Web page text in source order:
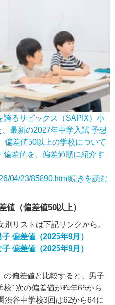
るサピックス（SAPIX）小
最新の2027年中学入試 予想
偏差値50以上の学校について
偏差値を、偏差値順に紹介す
04/23/85890.html 続きを読む
値（偏差値50以上）
リストは下記リンクから。
偏差値（2025年9月）
偏差値（2025年9月）
偏差値と比較すると、男子
校1次の偏差値が昨年65から
渋谷中学校3回は62から64に